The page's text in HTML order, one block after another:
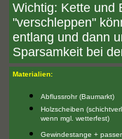
Wichtig: Kette und
"verschleppen"
entlang und dann
Sparsamkeit bei
Materialien:
Abflussrohr (Baumarkt)
Holzscheiben
wenn mgl. wetterfest)
Gewindestange +